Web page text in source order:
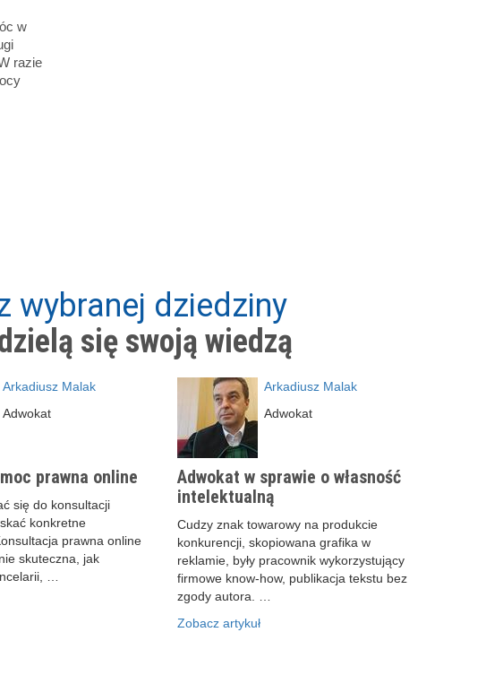
w
razie
wybranej dziedziny
się swoją wiedzą
Arkadiusz Malak
Adwokat
prawna online
się do konsultacji
konkretne
prawna online
skuteczna, jak
…
Arkadiusz Malak
Adwokat
Adwokat w sprawie o własność
intelektualną
Cudzy znak towarowy na produkcie
konkurencji, skopiowana grafika w
reklamie, były pracownik wykorzystujący
firmowe know-how, publikacja tekstu bez
zgody autora. …
Zobacz artykuł